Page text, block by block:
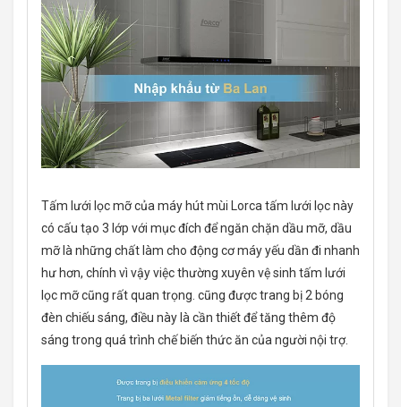
Tấm lưới lọc mỡ của máy hút mùi Lorca tấm lưới lọc này
có cấu tạo 3 lớp với mục đích để ngăn chặn dầu mỡ, dầu
mỡ là những chất làm cho động cơ máy yếu dần đi nhanh
hư hơn, chính vì vậy việc thường xuyên vệ sinh tấm lưới
lọc mỡ cũng rất quan trọng. cũng được trang bị 2 bóng
đèn chiếu sáng, điều này là cần thiết để tăng thêm độ
sáng trong quá trình chế biến thức ăn của người nội trợ.